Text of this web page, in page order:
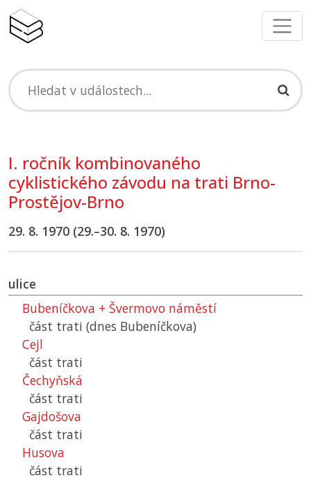
I. ročník kombinovaného
cyklistického závodu na trati Brno-
Prostějov-Brno
29. 8. 1970 (29.–30. 8. 1970)
ulice
Bubeníčkova + Švermovo náměstí
část trati (dnes Bubeníčkova)
Cejl
část trati
Čechyňská
část trati
Gajdošova
část trati
Husova
část trati